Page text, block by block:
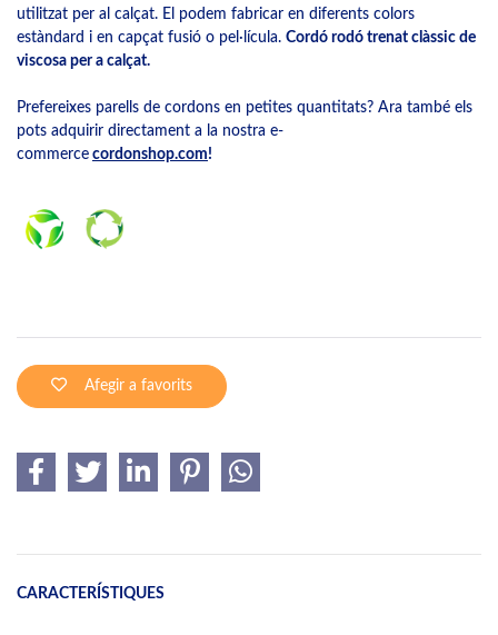
utilitzat per al calçat. El podem fabricar en diferents colors
estàndard i en capçat fusió o pel·lícula. Cordó rodó trenat clàssic de
viscosa per a calçat.
Prefereixes parells de cordons en petites quantitats? Ara també els
pots adquirir directament a la nostra e-
commerce cordonshop.com!
Afegir a favorits
CARACTERÍSTIQUES